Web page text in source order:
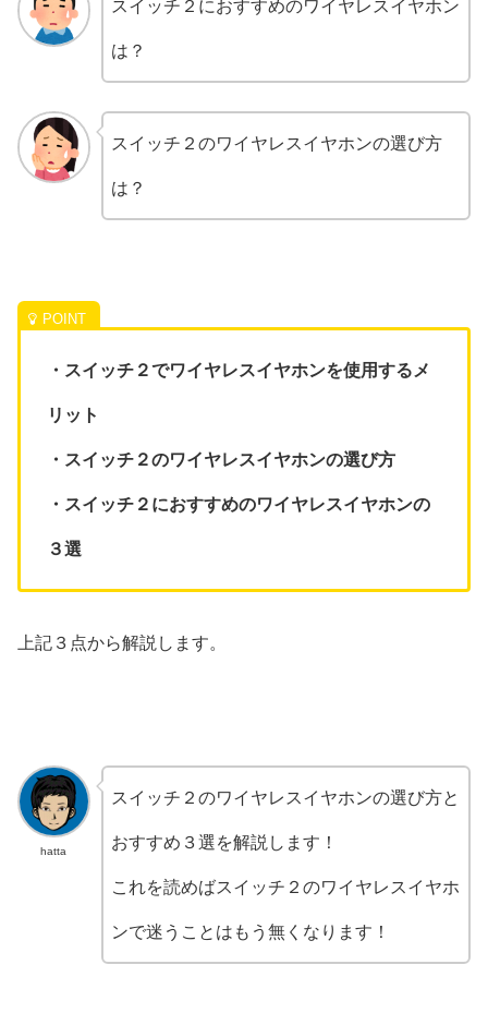
スイッチ２におすすめのワイヤレスイヤホン
は？
スイッチ２のワイヤレスイヤホンの選び方
は？
・スイッチ２でワイヤレスイヤホンを使用するメ
リット
・スイッチ２のワイヤレスイヤホンの選び方
・スイッチ２におすすめのワイヤレスイヤホンの
３選
上記３点から解説します。
hatta
スイッチ２のワイヤレスイヤホンの選び方と
おすすめ３選を解説します！
これを読めばスイッチ２のワイヤレスイヤホ
ンで迷うことはもう無くなります！